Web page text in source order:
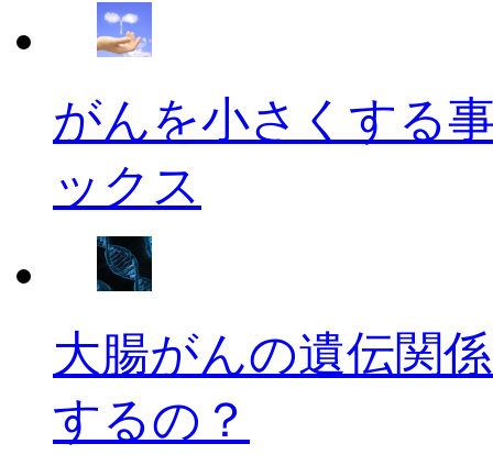
がんを小さくする
ックス
大腸がんの遺伝関
するの？